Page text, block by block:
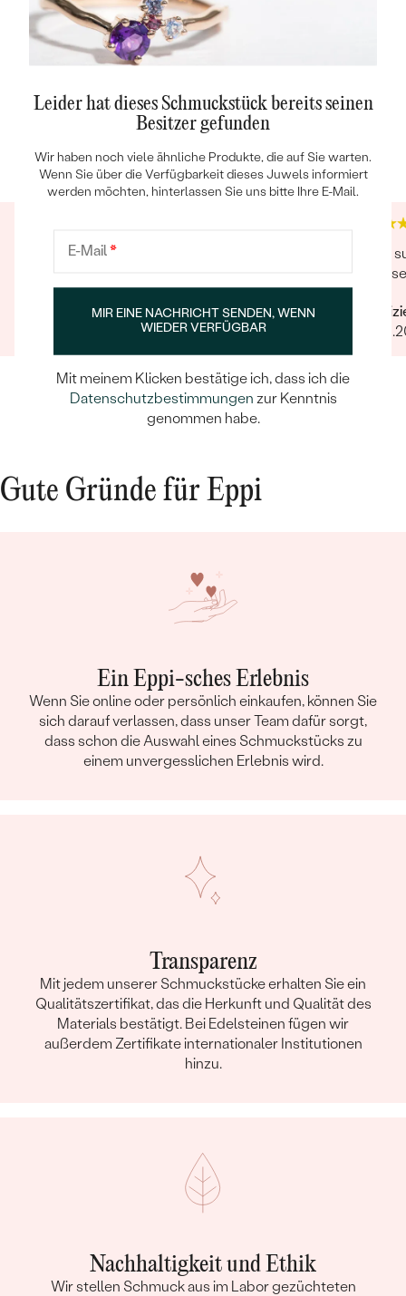
Trusted shop Bewertungen
4.9
Google Bewertungen
4.9
Super Kundendienst, toller Service,
wunderschönes Produkt. Gerne wieder!
Verifizierter Kunde
Alles
Gute Gründe für Eppi
Ein Eppi-sches Erlebnis
Wenn Sie online oder persönlich einkaufen, können Sie
sich darauf verlassen, dass unser Team dafür sorgt,
dass schon die Auswahl eines Schmuckstücks zu
einem unvergesslichen Erlebnis wird.
Transparenz
Mit jedem unserer Schmuckstücke erhalten Sie ein
Qualitätszertifikat, das die Herkunft und Qualität des
Materials bestätigt. Bei Edelsteinen fügen wir
außerdem Zertifikate internationaler Institutionen
hinzu.
Nachhaltigkeit und Ethik
Wir stellen Schmuck aus im Labor gezüchteten
Leider hat dieses Schmuckstück bereits seinen
Besitzer gefunden
Wir haben noch viele ähnliche Produkte, die auf Sie warten.
Wenn Sie über die Verfügbarkeit dieses Juwels informiert
werden möchten, hinterlassen Sie uns bitte Ihre E-Mail.
E-Mail*
MIR EINE NACHRICHT SENDEN, WENN
WIEDER VERFÜGBAR
Mit meinem Klicken bestätige ich, dass ich die
Datenschutzbestimmungen zur Kenntnis
genommen habe.